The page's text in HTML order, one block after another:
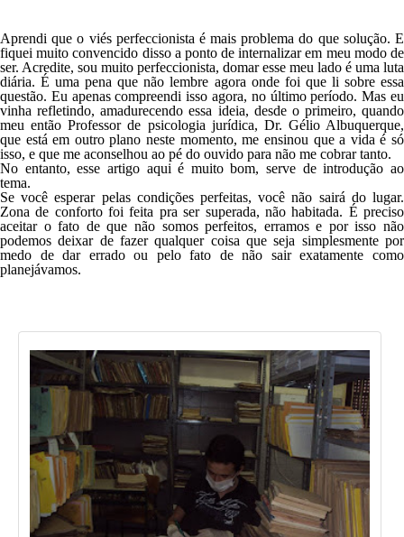
Aprendi que o viés perfeccionista é mais problema do que solução. E
fiquei muito convencido disso a ponto de internalizar em meu modo de
ser. Acredite, sou muito perfeccionista, domar esse meu lado é uma luta
diária. É uma pena que não lembre agora onde foi que li sobre essa
questão. Eu apenas compreendi isso agora, no último período. Mas eu
vinha refletindo, amadurecendo essa ideia, desde o primeiro, quando
meu então Professor de psicologia jurídica, Dr. Gélio Albuquerque,
que está em outro plano neste momento, me ensinou quea vida é só
isso, e que me aconselhou ao pé do ouvido para não me cobrar tanto.
No entanto,esse artigo aqui é muito bom, serve de introdução ao
tema.
Se você esperar pelas condições perfeitas, você não sairá do lugar.
Zona de conforto foi feita pra ser superada, não habitada. É preciso
aceitar o fato de que não somos perfeitos, erramos e por isso não
podemos deixar de fazer qualquer coisa que seja simplesmente por
medo de dar errado ou pelo fato de não sair exatamente como
planejávamos.